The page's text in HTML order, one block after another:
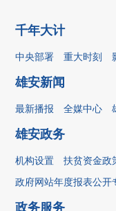
千年大计
中央部署 重大时刻
雄安新闻
最新播报 全媒中心
雄安政务
机构设置 扶贫资金政
政府网站年度报表公开
政务服务